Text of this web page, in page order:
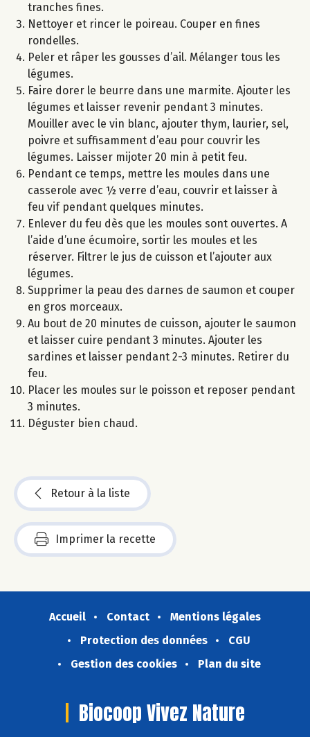
tranches fines.
Nettoyer et rincer le poireau. Couper en fines
rondelles.
Peler et râper les gousses d’ail. Mélanger tous les
légumes.
Faire dorer le beurre dans une marmite. Ajouter les
légumes et laisser revenir pendant 3 minutes.
Mouiller avec le vin blanc, ajouter thym, laurier, sel,
poivre et suffisamment d’eau pour couvrir les
légumes. Laisser mijoter 20 min à petit feu.
Pendant ce temps, mettre les moules dans une
casserole avec ½ verre d’eau, couvrir et laisser à
feu vif pendant quelques minutes.
Enlever du feu dès que les moules sont ouvertes. A
l’aide d’une écumoire, sortir les moules et les
réserver. Filtrer le jus de cuisson et l’ajouter aux
légumes.
Supprimer la peau des darnes de saumon et couper
en gros morceaux.
Au bout de 20 minutes de cuisson, ajouter le saumon
et laisser cuire pendant 3 minutes. Ajouter les
sardines et laisser pendant 2-3 minutes. Retirer du
feu.
Placer les moules sur le poisson et reposer pendant
3 minutes.
Déguster bien chaud.
Retour à la liste
Imprimer la recette
Accueil Contact
Mentions légales
Protection des données
CGU
Gestion des cookies
Plan du site
Biocoop Vivez Nature